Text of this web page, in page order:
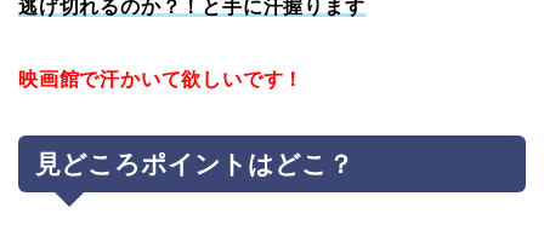
逃げ切れるのか？！と手に汗握ります
映画館で汗かいて欲しいです！
見どころポイントはどこ？